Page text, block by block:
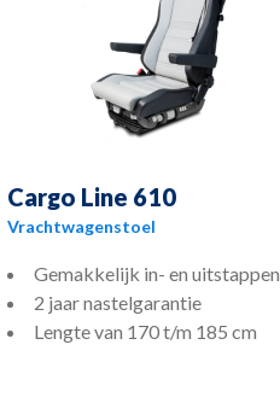
Cargo Line 610
Vrachtwagenstoel
Gemakkelijk in- en uitstappen
2 jaar nastelgarantie
Lengte van 170 t/m 185 cm